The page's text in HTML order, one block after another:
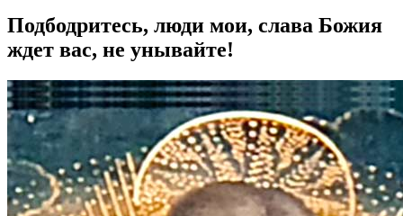
Подбодритесь, люди мои, слава Божия
ждет вас, не унывайте!